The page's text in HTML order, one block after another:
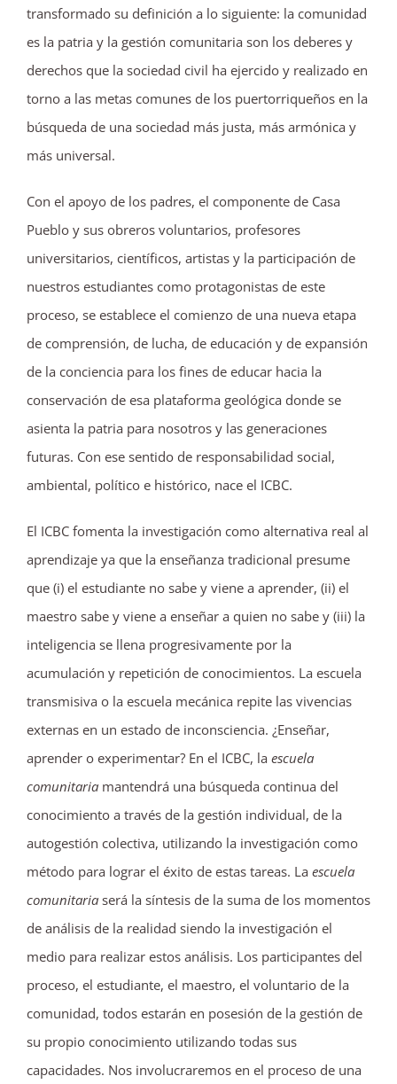
transformado su definición a lo siguiente: la comunidad
es la patria y la gestión comunitaria son los deberes y
derechos que la sociedad civil ha ejercido y realizado en
torno a las metas comunes de los puertorriqueños en la
búsqueda de una sociedad más justa, más armónica y
más universal.
Con el apoyo de los padres, el componente de Casa
Pueblo y sus obreros voluntarios, profesores
universitarios, científicos, artistas y la participación de
nuestros estudiantes como protagonistas de este
proceso, se establece el comienzo de una nueva etapa
de comprensión, de lucha, de educación y de expansión
de la conciencia para los fines de educar hacia la
conservación de esa plataforma geológica donde se
asienta la patria para nosotros y las generaciones
futuras. Con ese sentido de responsabilidad social,
ambiental, político e histórico, nace el ICBC.
El ICBC fomenta la investigación como alternativa real al
aprendizaje ya que la enseñanza tradicional presume
que (i) el estudiante no sabe y viene a aprender, (ii) el
maestro sabe y viene a enseñar a quien no sabe y (iii) la
inteligencia se llena progresivamente por la
acumulación y repetición de conocimientos. La escuela
transmisiva o la escuela mecánica repite las vivencias
externas en un estado de inconsciencia. ¿Enseñar,
aprender o experimentar? En el ICBC, la escuela
comunitaria mantendrá una búsqueda continua del
conocimiento a través de la gestión individual, de la
autogestión colectiva, utilizando la investigación como
método para lograr el éxito de estas tareas. La escuela
comunitaria será la síntesis de la suma de los momentos
de análisis de la realidad siendo la investigación el
medio para realizar estos análisis. Los participantes del
proceso, el estudiante, el maestro, el voluntario de la
comunidad, todos estarán en posesión de la gestión de
su propio conocimiento utilizando todas sus
capacidades. Nos involucraremos en el proceso de una